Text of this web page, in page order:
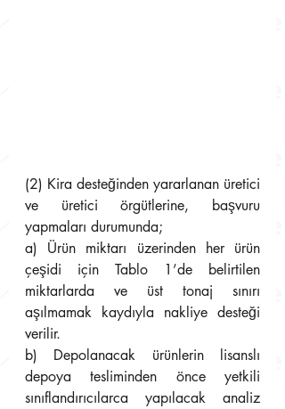
(2) Kira desteğinden yararlanan üretici
ve üretici örgütlerine, başvuru
yapmaları durumunda;
a) Ürün miktarı üzerinden her ürün
çeşidi için Tablo 1’de belirtilen
miktarlarda ve üst tonaj sınırı
aşılmamak kaydıyla nakliye desteği
verilir.
b) Depolanacak ürünlerin lisanslı
depoya tesliminden önce yetkili
sınıflandırıcılarca yapılacak analiz